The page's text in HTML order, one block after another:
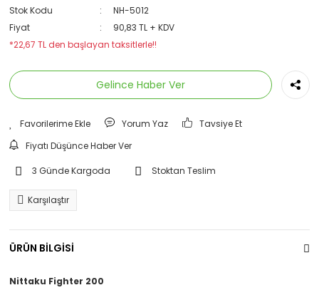
Stok Kodu
NH-5012
Fiyat
90,83 TL + KDV
*22,67 TL den başlayan taksitlerle!!
Gelince Haber Ver
Yorum Yaz
Tavsiye Et
Fiyatı Düşünce Haber Ver
3 Günde Kargoda Stoktan Teslim
Karşılaştır
ÜRÜN BİLGİSİ
Nittaku Fighter 200